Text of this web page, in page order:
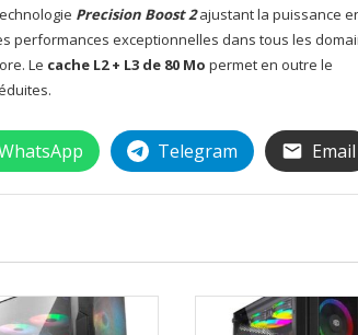
Precision Boost 2 ajustant la puissance
performances exceptionnelles dans tous les
Le cache L2 + L3 de 80 Mo permet en outre le
Telegram Email